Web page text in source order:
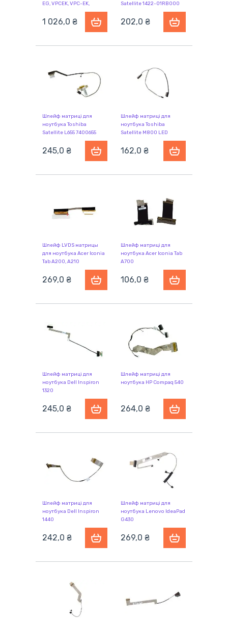
EG, VPCEK, VPC-EK,
VPCEC, VPC-EC, VPCEL,
VPC-EL
1 026,0 ₴
Satellite 1422-01RB000
202,0 ₴
Шлейф матриці для
ноутбука Toshiba
Satellite L655 7400655
245,0 ₴
Шлейф матриці для
ноутбука Toshiba
Satellite M800 LED
162,0 ₴
Шлейф LVDS матрицы
для ноутбука Acer Iconia
Tab A200, A210
269,0 ₴
Шлейф матриці для
ноутбука Acer Iconia Tab
A700
106,0 ₴
Шлейф матриці для
ноутбука Dell Inspiron
1320
245,0 ₴
Шлейф матриці для
ноутбука HP Compaq 540
264,0 ₴
Шлейф матриці для
ноутбука Dell Inspiron
1440
242,0 ₴
Шлейф матриці для
ноутбука Lenovo IdeaPad
G430
269,0 ₴